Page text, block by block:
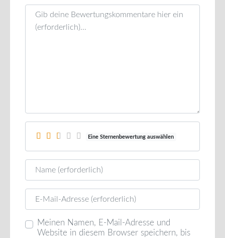
Rezensionstext
Eine Sternenbewertung auswählen
Name
E-Mail
Meinen Namen, E-Mail-Adresse und
Website in diesem Browser speichern, bis